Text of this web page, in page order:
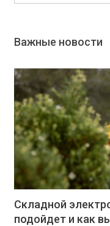
Важные новости
Складной
подойдет и как